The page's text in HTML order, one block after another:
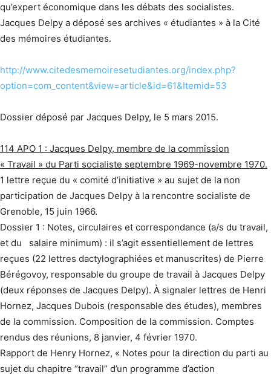
qu’expert économique dans les débats des socialistes.
Jacques Delpy a déposé ses archives « étudiantes » à la Cité
des mémoires étudiantes.
http://www.citedesmemoiresetudiantes.org/index.php?
option=com_content&view=article&id=61&Itemid=53
Dossier déposé par Jacques Delpy, le 5 mars 2015.
114 APO 1 : Jacques Delpy, membre de la commission
« Travail » du Parti socialiste septembre 1969-novembre 1970.
1 lettre reçue du « comité d’initiative » au sujet de la non
participation de Jacques Delpy à la rencontre socialiste de
Grenoble, 15 juin 1966.
Dossier 1 : Notes, circulaires et correspondance (a/s du travail,
et du salaire minimum) : il s’agit essentiellement de lettres
reçues (22 lettres dactylographiées et manuscrites) de Pierre
Bérégovoy, responsable du groupe de travail à Jacques Delpy
(deux réponses de Jacques Delpy). À signaler lettres de Henri
Hornez, Jacques Dubois (responsable des études), membres
de la commission. Composition de la commission. Comptes
rendus des réunions, 8 janvier, 4 février 1970.
Rapport de Henry Hornez, « Notes pour la direction du parti au
sujet du chapitre “travail” d’un programme d’action